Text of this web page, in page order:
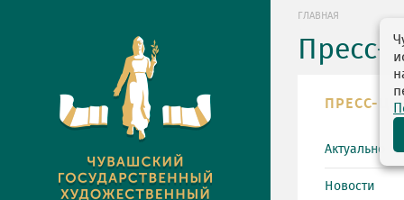
ГЛАВНАЯ
Пресс-
ПРЕСС-
Актуально
Новости